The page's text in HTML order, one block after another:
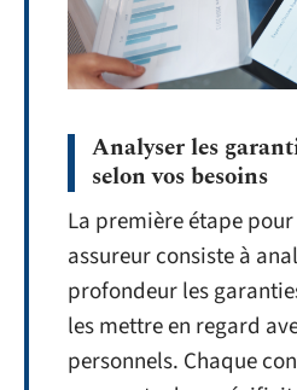
Analyser les
selon vos besoins
La première étape
assureur consiste à
profondeur les
les mettre en regard
personnels. Chaque